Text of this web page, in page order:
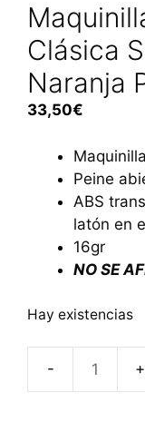
Clásica
Naranja
33,50€
Peine
ABS
latón en
16gr
NO SE
Hay existencias